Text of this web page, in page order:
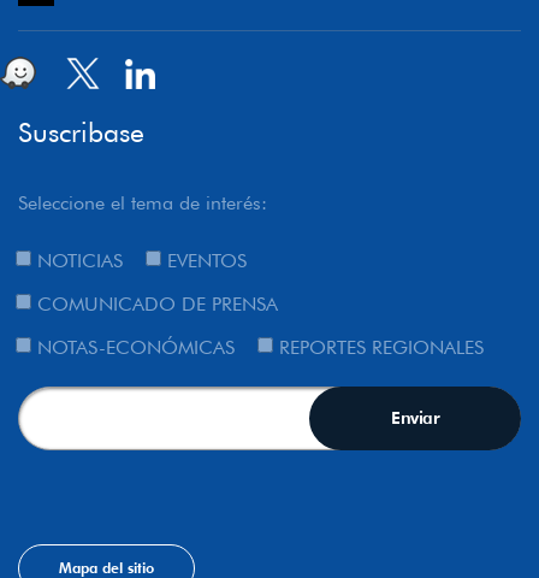
Suscribase
Seleccione el tema de interés:
NOTICIAS
EVENTOS
COMUNICADO DE PRENSA
NOTAS-ECONÓMICAS
REPORTES REGIONALES
Mapa del sitio